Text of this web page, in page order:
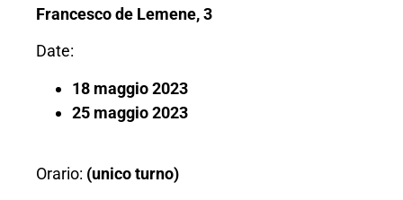
Francesco de Lemene, 3
Date:
18 maggio 2023
25 maggio 2023
Orario: (unico turno)